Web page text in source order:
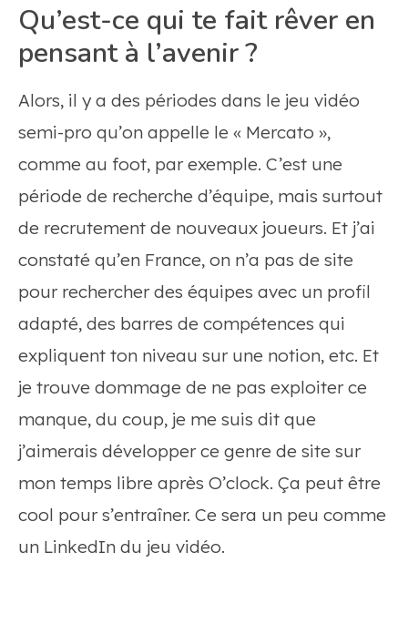
Qu’est-ce qui te fait rêver en
pensant à l’avenir ?
Alors, il y a des périodes dans le jeu vidéo
semi-pro qu’on appelle le « Mercato »,
comme au foot, par exemple. C’est une
période de recherche d’équipe, mais surtout
de recrutement de nouveaux joueurs. Et j’ai
constaté qu’en France, on n’a pas de site
pour rechercher des équipes avec un profil
adapté, des barres de compétences qui
expliquent ton niveau sur une notion, etc. Et
je trouve dommage de ne pas exploiter ce
manque, du coup, je me suis dit que
j’aimerais développer ce genre de site sur
mon temps libre après O’clock. Ça peut être
cool pour s’entraîner. Ce sera un peu comme
un LinkedIn du jeu vidéo.